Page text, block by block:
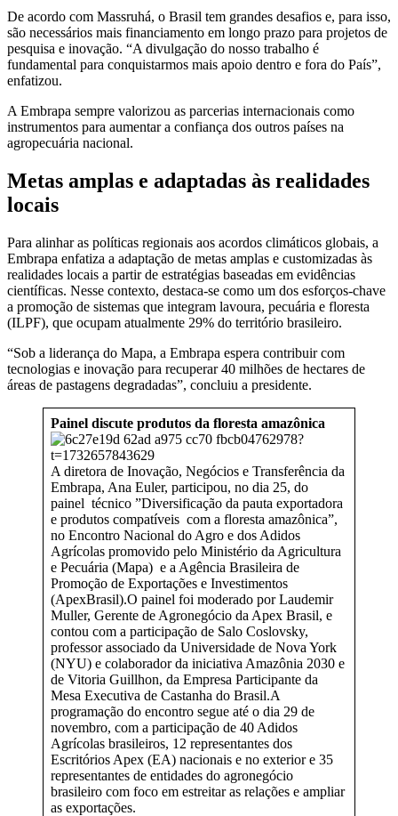
De acordo com Massruhá, o Brasil tem grandes desafios e, para isso,
são necessários mais financiamento em longo prazo para projetos de
pesquisa e inovação. “A divulgação do nosso trabalho é
fundamental para conquistarmos mais apoio dentro e fora do País”,
enfatizou.
A Embrapa sempre valorizou as parcerias internacionais como
instrumentos para aumentar a confiança dos outros países na
agropecuária nacional.
Metas amplas e adaptadas às realidades
locais
Para alinhar as políticas regionais aos acordos climáticos globais, a
Embrapa enfatiza a adaptação de metas amplas e customizadas às
realidades locais a partir de estratégias baseadas em evidências
científicas. Nesse contexto, destaca-se como um dos esforços-chave
a promoção de sistemas que integram lavoura, pecuária e floresta
(ILPF), que ocupam atualmente 29% do território brasileiro.
“Sob a liderança do Mapa, a Embrapa espera contribuir com
tecnologias e inovação para recuperar 40 milhões de hectares de
áreas de pastagens degradadas”, concluiu a presidente.
Painel discute produtos da floresta amazônica
A diretora de Inovação, Negócios e Transferência da
Embrapa, Ana Euler, participou, no dia 25, do
painel técnico ”Diversificação da pauta exportadora
e produtos compatíveis com a floresta amazônica”,
no Encontro Nacional do Agro e dos Adidos
Agrícolas promovido pelo Ministério da Agricultura
e Pecuária (Mapa) e a Agência Brasileira de
Promoção de Exportações e Investimentos
(ApexBrasil).O painel foi moderado por Laudemir
Muller, Gerente de Agronegócio da Apex Brasil, e
contou com a participação de Salo Coslovsky,
professor associado da Universidade de Nova York
(NYU) e colaborador da iniciativa Amazônia 2030 e
de Vitoria Guillhon, da Empresa Participante da
Mesa Executiva de Castanha do Brasil.A
programação do encontro segue até o dia 29 de
novembro, com a participação de 40 Adidos
Agrícolas brasileiros, 12 representantes dos
Escritórios Apex (EA) nacionais e no exterior e 35
representantes de entidades do agronegócio
brasileiro com foco em estreitar as relações e ampliar
as exportações.